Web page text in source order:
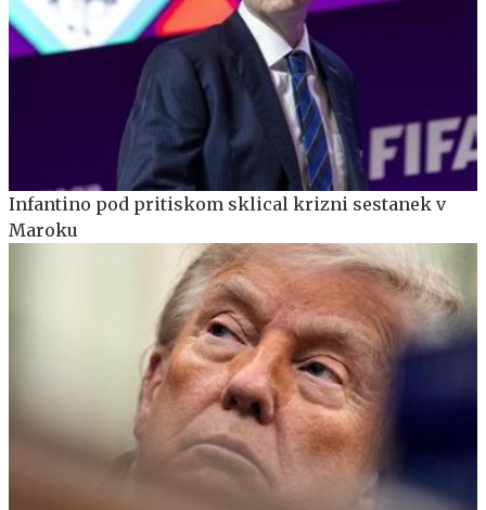
Infantino pod pritiskom sklical krizni sestanek v
Maroku